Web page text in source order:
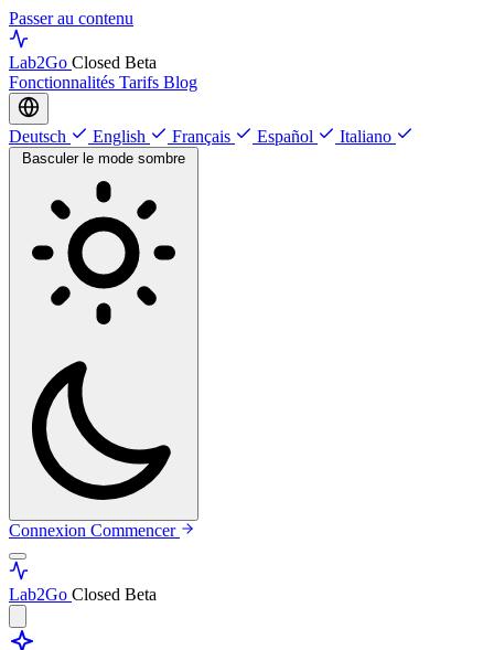
Passer au contenu
Lab2Go Closed Beta
Fonctionnalités Tarifs Blog
Deutsch English Français Español Italiano
Basculer le mode sombre
Connexion Commencer
Lab2Go Closed Beta